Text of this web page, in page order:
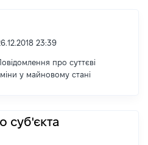
23:39
про суттєві
y майновому стані
суб'єкта